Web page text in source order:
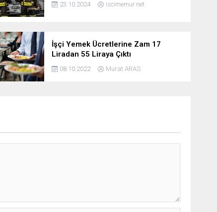
23.10.2024 iscimemur.net
İşçi Yemek Ücretlerine Zam 17
Liradan 55 Liraya Çıktı
08.10.2022 Murat ARAS